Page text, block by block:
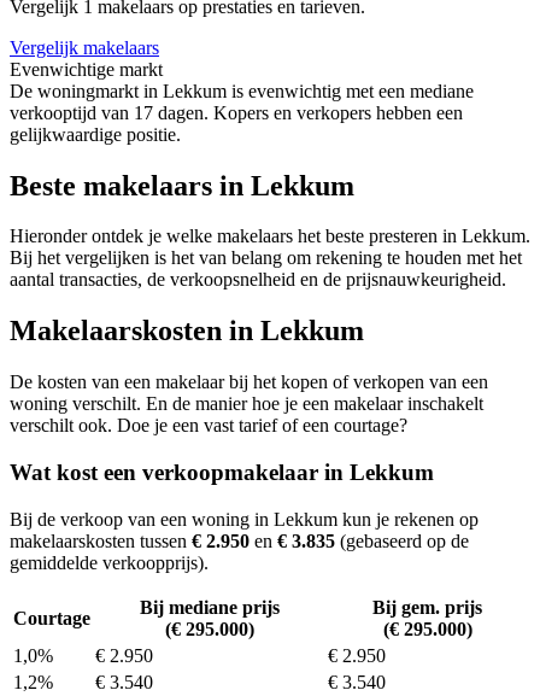
Vergelijk 1 makelaars op prestaties en tarieven.
Vergelijk makelaars
Evenwichtige markt
De woningmarkt in Lekkum is evenwichtig met een mediane
verkooptijd van 17 dagen. Kopers en verkopers hebben een
gelijkwaardige positie.
Beste makelaars in Lekkum
Hieronder ontdek je welke makelaars het beste presteren in Lekkum.
Bij het vergelijken is het van belang om rekening te houden met het
aantal transacties, de verkoopsnelheid en de prijsnauwkeurigheid.
Makelaarskosten in Lekkum
De kosten van een makelaar bij het kopen of verkopen van een
woning verschilt. En de manier hoe je een makelaar inschakelt
verschilt ook. Doe je een vast tarief of een courtage?
Wat kost een verkoopmakelaar in Lekkum
Bij de verkoop van een woning in Lekkum kun je rekenen op
makelaarskosten tussen € 2.950 en € 3.835 (gebaseerd op de
gemiddelde verkoopprijs).
Courtage
Bij mediane prijs
(€ 295.000)
Bij gem. prijs
(€ 295.000)
1,0%
€ 2.950
€ 2.950
1,2%
€ 3.540
€ 3.540